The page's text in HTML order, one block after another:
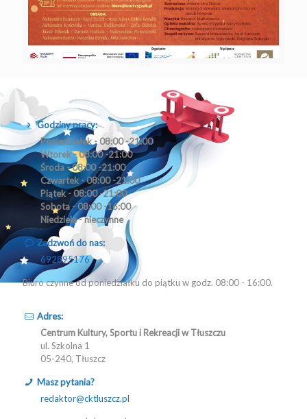
Godziny pracy:
Poniedziałek - 08:00 -21:00
Wtorek - 08:00 -21:00
Środa - 08:00 -21:00
Czwartek - 08:00 -21:00
Piątek - 08:00 -21:00
Sobota - 08:00 -16:00
Niedziela - nieczynne
Zadzwoń do nas:
692895176
Biuro czynne od poniedziałku do piątku w godz. 08:00 - 16:00.
Adres:
Centrum Kultury, Sportu i Rekreacji w Tłuszczu
ul. Szkolna 1
05-240, Tłuszcz
Masz pytania?
redaktor@cktluszcz.pl